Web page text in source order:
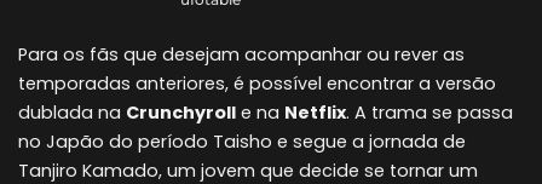
Para os fãs que desejam acompanhar ou rever as
temporadas anteriores, é possível encontrar a versão
dublada na Crunchyroll e na Netflix. A trama se passa
no Japão do período Taisho e segue a jornada de
Tanjiro Kamado, um jovem que decide se tornar um